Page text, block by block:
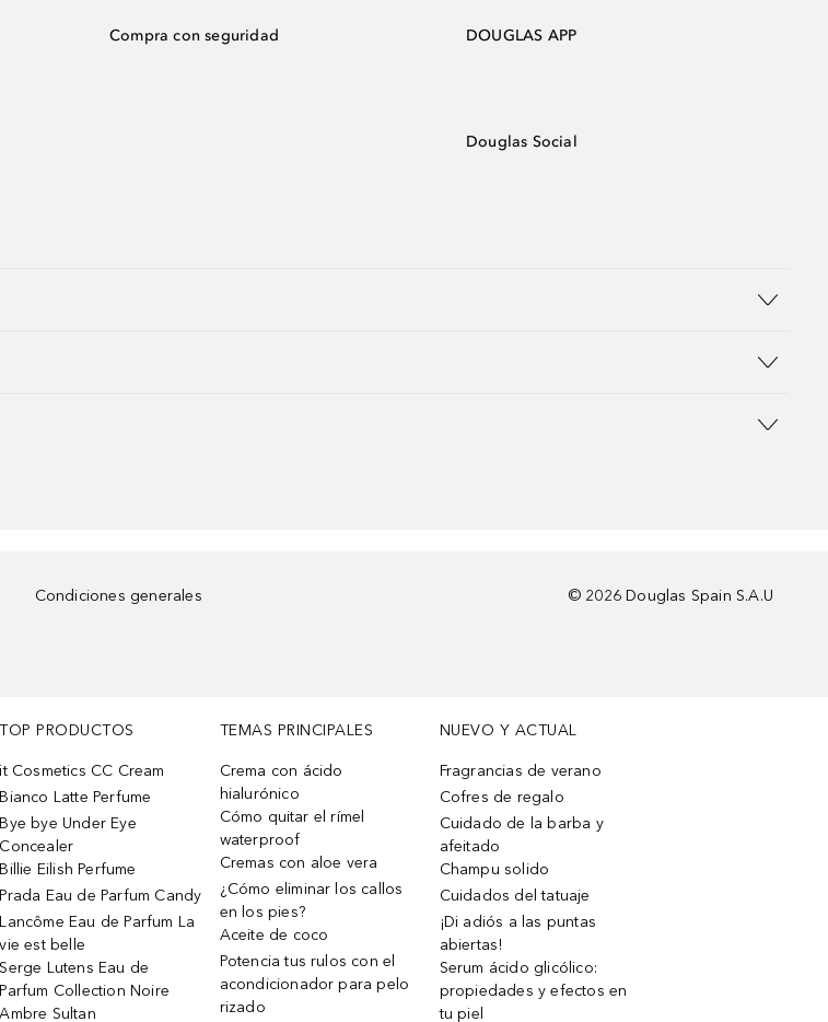
Compra con seguridad DOUGLAS APP
Douglas Social
Condiciones generales
© 2026 Douglas Spain S.A.U
TOP PRODUCTOS
it Cosmetics CC Cream
Bianco Latte Perfume
Bye bye Under Eye
Concealer
Billie Eilish Perfume
Prada Eau de Parfum Candy
Lancôme Eau de Parfum La
vie est belle
Serge Lutens Eau de
Parfum Collection Noire
Ambre Sultan
TEMAS PRINCIPALES
Crema con ácido
hialurónico
Cómo quitar el rímel
waterproof
Cremas con aloe vera
¿Cómo eliminar los callos
en los pies?
Aceite de coco
Potencia tus rulos con el
acondicionador para pelo
rizado
NUEVO Y ACTUAL
Fragrancias de verano
Cofres de regalo
Cuidado de la barba y
afeitado
Champu solido
Cuidados del tatuaje
¡Di adiós a las puntas
abiertas!
Serum ácido glicólico:
propiedades y efectos en
tu piel